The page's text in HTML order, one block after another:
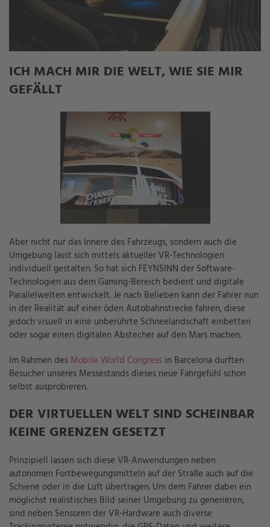
ICH MACH MIR DIE WELT, WIE SIE MIR
GEFÄLLT
Aber nicht nur das Innere des Fahrzeugs, sondern auch die
Umgebung lässt sich mittels aktueller VR-Technologien
individuell gestalten. So hat sich FEYNSINN der Software-
Technologien aus dem Gaming-Bereich bedient und digitale
Parallelwelten entwickelt. Je nach Belieben kann der Fahrer nun
in der Realität auf einer öden Autobahnstrecke fahren, diese
jedoch visuell in eine unberührte Schneelandschaft einbetten
oder sogar einen digitalen Abstecher auf den Mars machen.
Im Rahmen des Mobile World Congress in Barcelona durften
Besucher unseres Messestands dieses neue Fahrgefühl schon
selbst ausprobieren.
DER VIRTUELLEN WELT SIND SCHEINBAR
KEINE GRENZEN GESETZT
Prinzipiell lassen sich diese VR-Anwendungen neben
autonomen Fortbewegungsmitteln auf der Straße auch auf die
Schiene oder in die Luft übertragen. Um dem Fahrer dabei ein
möglichst realistisches Bild seiner Umgebung zu generieren,
sind neben Sensoren der VR-Hardware auch diverse